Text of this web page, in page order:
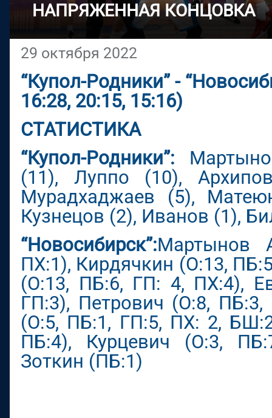
НАПРЯЖЕННАЯ КОНЦОВКА
29 октября 2022
“Купол-Родники” -
16:28, 20:15, 15:16)
СТАТИСТИКА
“Купол-Родники”:
(11), Луппо (10),
Мурадхаджаев (5),
Кузнецов (2), Иванов (1),
“Новосибирск”:Мартынов
ПХ:1), Кирдячкин (О:13,
(О:13, ПБ:6, ГП: 4, ПХ:4),
ГП:3), Петрович (О:8,
(О:5, ПБ:1, ГП:5, ПХ: 2,
ПБ:4), Курцевич (О:3,
Зоткин (ПБ:1)